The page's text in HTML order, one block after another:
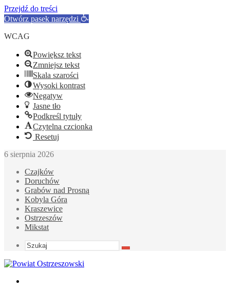
Przejdź do treści
Otwórz pasek narzędzi
WCAG
Powiększ tekst
Zmniejsz tekst
Skala szarości
Wysoki kontrast
Negatyw
Jasne tło
Podkreśl tytuły
Czytelna czcionka
Resetuj
6 sierpnia 2026
Czajków
Doruchów
Grabów nad Prosną
Kobyla Góra
Kraszewice
Ostrzeszów
Mikstat
Szukaj